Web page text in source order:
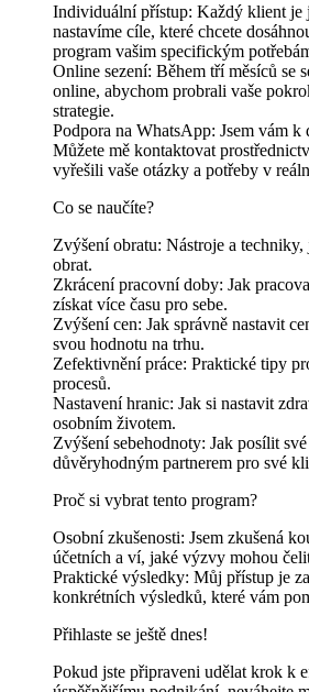
Individuální přístup: Každý klient je
nastavíme cíle, které chcete
program vašim specifickým
Online sezení: Během tří měsíců se
online, abychom probrali vaše
strategie.
Podpora na WhatsApp: Jsem vám
Můžete mě kontaktovat
vyřešili vaše otázky a potřeby v
Co se naučíte?
Zvýšení obratu: Nástroje a
obrat.
Zkrácení pracovní doby: Jak
získat více času pro sebe.
Zvýšení cen: Jak správně nastavit
svou hodnotu na trhu.
Zefektivnění práce: Praktické tipy
procesů.
Nastavení hranic: Jak si nastavit
osobním životem.
Zvýšení sebehodnoty: Jak posílit
důvěryhodným partnerem pro své
Proč si vybrat tento program?
Osobní zkušenosti: Jsem zkušená
účetních a ví, jaké výzvy mohou
Praktické výsledky: Můj přístup je
konkrétních výsledků, které vám
Přihlaste se ještě dnes!
Pokud jste připraveni udělat krok k